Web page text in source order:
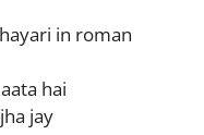
in roman
hai
jay